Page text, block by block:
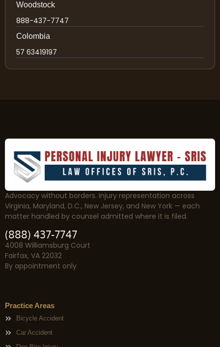
Woodstock
888-437-7747
Colombia
57 63419197
Advocacy without borders. Injury representation across
Virginia, Maryland, D.C., New Jersey, and New York — each
matter handled by counsel admitted where it is filed.
(888) 437-7747
4008 Williamsburg Court
Fairfax, VA 22032
By appointment only
Practice Areas
Bicycle Accident
Car Accident